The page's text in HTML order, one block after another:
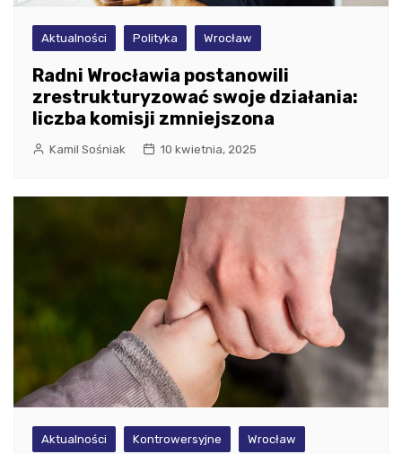
Aktualności Polityka Wrocław
Radni Wrocławia postanowili
zrestrukturyzować swoje działania:
liczba komisji zmniejszona
Kamil Sośniak 10 kwietnia, 2025
Aktualności Kontrowersyjne Wrocław